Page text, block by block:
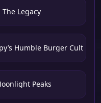
The Legacy
Humble Burger Cult
Peaks